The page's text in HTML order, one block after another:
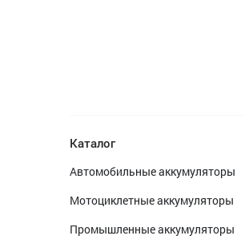
Каталог
Автомобильные аккумуляторы
Мотоциклетные аккумуляторы
Промышленные аккумуляторы